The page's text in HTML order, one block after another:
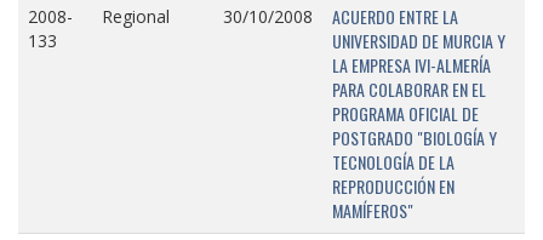
2008-
133
Regional 30/10/2008
ACUERDO ENTRE LA
UNIVERSIDAD DE MURCIA Y
LA EMPRESA IVI-ALMERÍA
PARA COLABORAR EN EL
PROGRAMA OFICIAL DE
POSTGRADO "BIOLOGÍA Y
TECNOLOGÍA DE LA
REPRODUCCIÓN EN
MAMÍFEROS"